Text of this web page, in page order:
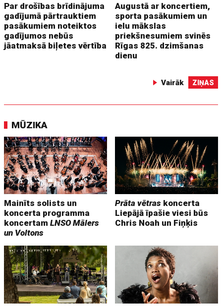
Par drošības brīdinājuma
gadījumā pārtrauktiem
pasākumiem noteiktos
gadījumos nebūs
jāatmaksā biļetes vērtība
Augustā ar koncertiem,
sporta pasākumiem un
ielu mākslas
priekšnesumiem svinēs
Rīgas 825. dzimšanas
dienu
Vairāk ZIŅAS
MŪZIKA
Mainīts solists un
koncerta programma
koncertamLNSO Mālers
un Voltons
Prāta vētras koncerta
Liepājā īpašie viesi būs
Chris Noah un Fiņķis